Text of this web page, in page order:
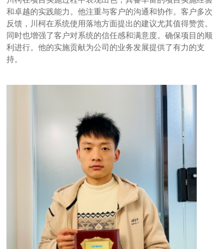
和卓越的实践能力。他注重与客户的沟通和协作。客户多次
反馈，川柯在系统使用落地方面提出的建议尤其值得赞赏。
同时也增强了客户对系统的信任感和满意度。确保项目的顺
利进行。他的实施贡献为公司的业务发展提供了有力的支
持。